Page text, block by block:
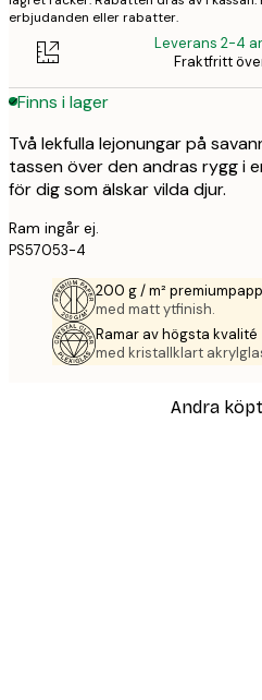
erbjudanden eller rabatter.
Leverans 2-4
Fraktfritt
Finns i lager
Två lekfulla lejonungar på
tassen över den andras rygg i
för dig som älskar vilda djur.
Ram ingår ej.
PS57053-4
200 g / m²
med matt ytfinish.
Ramar av högsta kvalité
med kristallklart
Andra